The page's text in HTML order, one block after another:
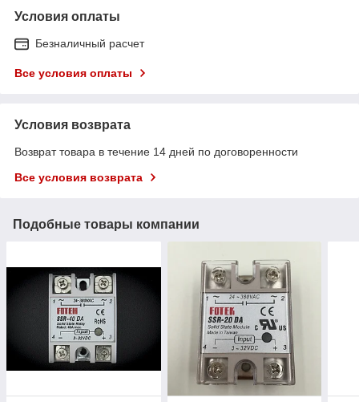
Условия оплаты
Безналичный расчет
Все условия оплаты
Условия возврата
Возврат товара в течение 14 дней по договоренности
Все условия возврата
Подобные товары компании